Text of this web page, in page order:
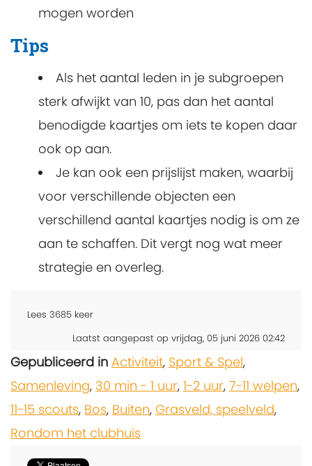
mogen worden
Tips
Als het aantal leden in je subgroepen
sterk afwijkt van 10, pas dan het aantal
benodigde kaartjes om iets te kopen daar
ook op aan.
Je kan ook een prijslijst maken, waarbij
voor verschillende objecten een
verschillend aantal kaartjes nodig is om ze
aan te schaffen. Dit vergt nog wat meer
strategie en overleg.
Lees 3685 keer
Laatst aangepast op vrijdag, 05 juni 2026 02:42
Gepubliceerd in Activiteit, Sport & Spel,
Samenleving, 30 min - 1 uur, 1-2 uur, 7-11 welpen,
11-15 scouts, Bos, Buiten, Grasveld, speelveld,
Rondom het clubhuis